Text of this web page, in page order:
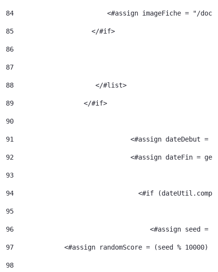
84
<#assign
85
                    </#if>
86
87
88
		       </#list>
89
		    </#if>
90
91
<#assign dateDebut
92
<#assign dateFin =
93
94
95
96
<#assign seed
97
<#assign randomScore = (seed % 10000)
98